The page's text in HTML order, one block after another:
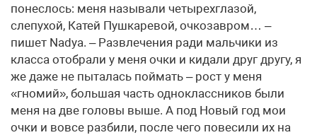
понеслось: меня называли четырехглазой,
слепухой, Катей Пушкаревой, очкозавром… –
пишет Nadya. – Развлечения ради мальчики из
класса отобрали у меня очки и кидали друг другу, я
же даже не пыталась поймать – рост у меня
«гномий», большая часть одноклассников были
меня на две головы выше. А под Новый год мои
очки и вовсе разбили, после чего повесили их на